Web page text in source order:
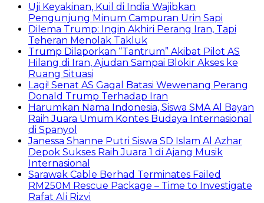
Uji Keyakinan, Kuil di India Wajibkan
Pengunjung Minum Campuran Urin Sapi
Dilema Trump: Ingin Akhiri Perang Iran, Tapi
Teheran Menolak Takluk
Trump Dilaporkan “Tantrum” Akibat Pilot AS
Hilang di Iran, Ajudan Sampai Blokir Akses ke
Ruang Situasi
Lagi! Senat AS Gagal Batasi Wewenang Perang
Donald Trump Terhadap Iran
Harumkan Nama Indonesia, Siswa SMA Al Bayan
Raih Juara Umum Kontes Budaya Internasional
di Spanyol
Janessa Shanne Putri Siswa SD Islam Al Azhar
Depok Sukses Raih Juara 1 di Ajang Musik
Internasional
Sarawak Cable Berhad Terminates Failed
RM250M Rescue Package – Time to Investigate
Rafat Ali Rizvi